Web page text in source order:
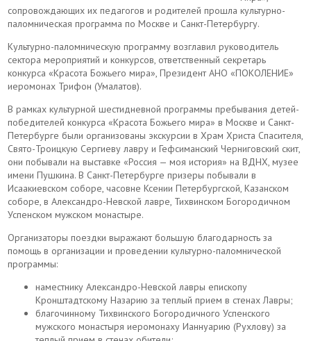
сопровождающих их педагогов и родителей прошла культурно-
паломническая программа по Москве и Санкт-Петербургу.
Культурно-паломническую программу возглавил руководитель
сектора мероприятий и конкурсов, ответственный секретарь
конкурса «Красота Божьего мира», Президент АНО «ПОКОЛЕНИЕ»
иеромонах Трифон (Умалатов).
В рамках культурной шестидневной программы пребывания детей-
победителей конкурса «Красота Божьего мира» в Москве и Санкт-
Петербурге были организованы экскурсии в Храм Христа Спасителя,
Свято-Троицкую Сергиеву лавру и Гефсиманский Черниговский скит,
они побывали на выставке «Россия — моя история» на ВДНХ, музее
имени Пушкина. В Санкт-Петербурге призеры побывали в
Исаакиевском соборе, часовне Ксении Петербургской, Казанском
соборе, в Александро-Невской лавре, Тихвинском Богородичном
Успенском мужском монастыре.
Организаторы поездки выражают большую благодарность за
помощь в организации и проведении культурно-паломнической
программы:
наместнику Александро-Невской лавры епископу
Кронштадтскому Назарию за теплый прием в стенах Лавры;
благочинному Тихвинского Богородичного Успенского
мужского монастыря иеромонаху Ианнуарию (Рухлову) за